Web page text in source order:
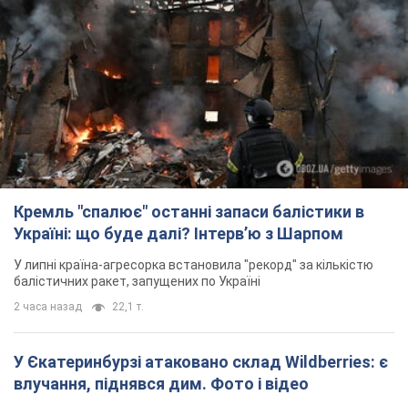
Кремль "спалює" останні запаси балістики в
Україні: що буде далі? Інтерв’ю з Шарпом
У липні країна-агресорка встановила "рекорд" за кількістю
балістичних ракет, запущених по Україні
2 часа назад 22,1 т.
У Єкатеринбурзі атаковано склад Wildberries: є
влучання, піднявся дим. Фото і відео